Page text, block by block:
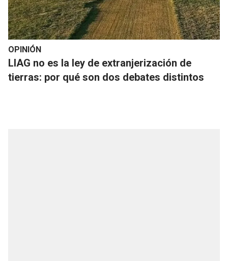
OPINIÓN
LIAG no es la ley de extranjerización de
tierras: por qué son dos debates distintos